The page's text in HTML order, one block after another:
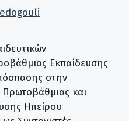
edogouli
Εκπαίδευσης
στην
και
Ηπείρου